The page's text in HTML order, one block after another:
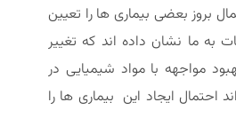
بروز بعضی بیماری ها را تعیین
به ما نشان داده اند که تغییر
مواجهه با مواد شیمیایی در
احتمال ایجاد این بیماری ها را